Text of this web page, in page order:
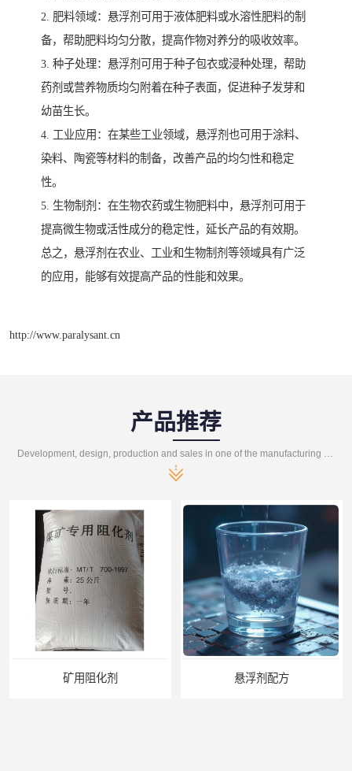
2. 肥料领域：悬浮剂可用于液体肥料或水溶性肥料的制
备，帮助肥料均匀分散，提高作物对养分的吸收效率。
3. 种子处理：悬浮剂可用于种子包衣或浸种处理，帮助
药剂或营养物质均匀附着在种子表面，促进种子发芽和
幼苗生长。
4. 工业应用：在某些工业领域，悬浮剂也可用于涂料、
染料、陶瓷等材料的制备，改善产品的均匀性和稳定
性。
5. 生物制剂：在生物农药或生物肥料中，悬浮剂可用于
提高微生物或活性成分的稳定性，延长产品的有效期。
总之，悬浮剂在农业、工业和生物制剂等领域具有广泛
的应用，能够有效提高产品的性能和效果。
http://www.paralysant.cn
产品推荐
Development, design, production and sales in one of the manufacturing enterprises
悬浮剂配方 煤矿悬浮剂